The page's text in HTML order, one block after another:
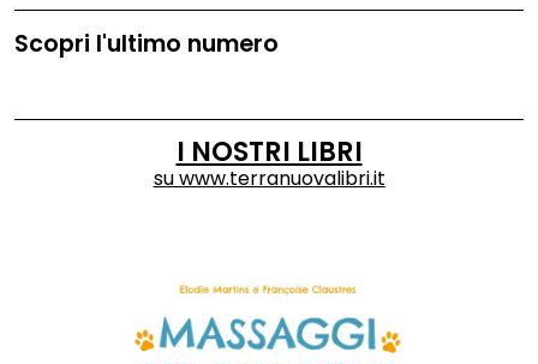
Scopri l'ultimo numero
I NOSTRI LIBRI
suwww.terranuovalibri.it